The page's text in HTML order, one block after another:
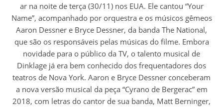
ar na noite de terça (30/11) nos EUA. Ele cantou “Your
Name”, acompanhado por orquestra e os músicos gêmeos
Aaron Dessner e Bryce Dessner, da banda The National,
que são os responsáveis pelas músicas do filme. Embora
novidade para o público da TV, o talento musical de
Dinklage já era bem conhecido dos frequentadores dos
teatros de Nova York. Aaron e Bryce Dessner conceberam
a nova versão musical da peça “Cyrano de Bergerac” em
2018, com letras do cantor de sua banda, Matt Berninger,